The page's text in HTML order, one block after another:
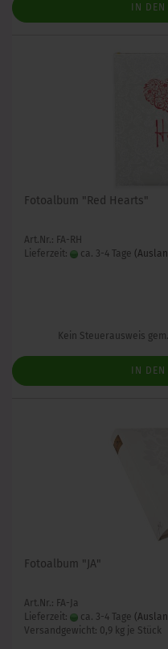
IN
Fotoalbum "Red Hearts"
Art.Nr.: FA-RH
Lieferzeit:
ca. 3-4 Tage
Kein Steuerausweis
IN
Fotoalbum "JA"
Art.Nr.: FA-Ja
Lieferzeit:
ca. 3-4 Tage
Versandgewicht: 0,9 kg je Stück